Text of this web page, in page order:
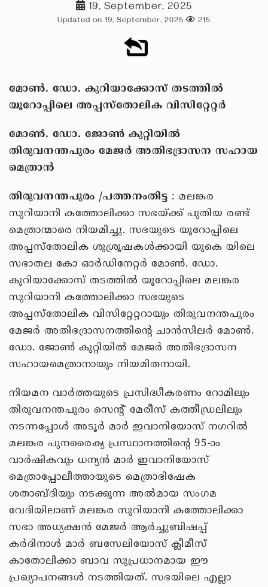
19, September, 2025
Updated on 19, September, 2025 215
മോണ്‍. ഡോ. കുറിയാക്കോസ് തടത്തില്‍
യൂറോപ്പിലെ അപ്പസ്‌തോലിക വിസിറ്റേറ്റര്‍
മോണ്‍. ഡോ. ജോണ്‍ കുറ്റിയില്‍
തിരുവനന്തപുരം മേജര്‍ അതിഭദ്രാസന സഹായ
മെത്രാന്‍
തിരുവനന്തപുരം /പത്തനംതിട്ട : മലങ്കര
സുറിയാനി കത്തോലിക്കാ സഭയ്ക്ക് പുതിയ രണ്ട്
മെത്രാന്മാരെ നിയമിച്ചു. സഭയുടെ യൂറോപ്പിലെ
അപ്പസ്‌തോലിക ശുശ്രൂഷകള്‍ക്കായി യുകെ യിലെ
സഭാതല കോ ഓര്‍ഡിനേറ്റര്‍ മോണ്‍. ഡോ.
കുറിയാക്കോസ് തടത്തില്‍ യൂറോപ്പിലെ മലങ്കര
സുറിയാനി കത്തോലിക്കാ സഭയുടെ
അപ്പസ്‌തോലിക വിസിറ്റേറ്ററായും തിരുവനന്തപുരം
മേജര്‍ അതിഭദ്രാസനത്തിന്റെ ചാന്‍സിലര്‍ മോണ്‍.
ഡോ. ജോണ്‍ കുറ്റിയില്‍ മേജര്‍ അതിഭദ്രാസന
സഹായമെത്രാനായും നിയമിതനായി.
നിയമന വാര്‍ത്തയുടെ പ്രസിദ്ധീകരണം റോമിലും
തിരുവനന്തപുരം സെന്റ് മേരീസ് കത്തീഡ്രലിലും
നടന്നപ്പോള്‍ അടൂര്‍ മാര്‍ ഇവാനിയോസ് നഗറില്‍
മലങ്കര പുനരൈക്യ പ്രസ്ഥാനത്തിന്റെ 95-ാം
വാര്‍ഷികവും ധന്യന്‍ മാര്‍ ഇവാനിയോസ്
മെത്രാപ്പോലീത്തായുടെ മെത്രാഭിഷേക
ശതാബ്ദിയും നടക്കുന്ന അല്‍മായ സംഗമ
വേദിയിലാണ് മലങ്കര സുറിയാനി കത്തോലിക്കാ
സഭാ അധ്യക്ഷന്‍ മേജര്‍ ആര്‍ച്ചുബിഷപ്പ്
കര്‍ദിനാള്‍ മാര്‍ ബസേലിയോസ് ക്ലീമീസ്
കാതോലിക്കാ ബാവ സുപ്രധാനമായ ഈ
പ്രഖ്യാപനങ്ങള്‍ നടത്തിയത്. സഭയിലെ എല്ലാ